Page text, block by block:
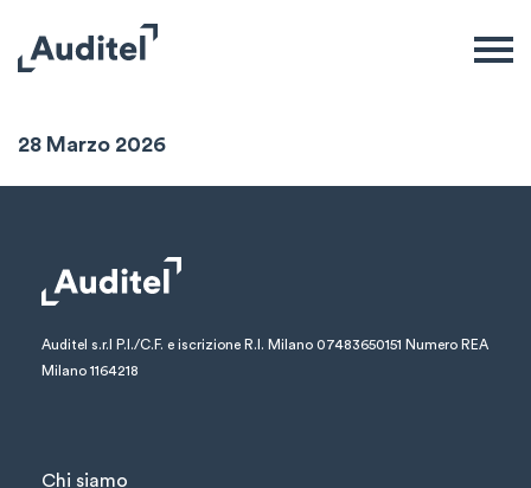
Sintesi Settimanale
28 Marzo 2026
Auditel s.r.l P.I./C.F. e iscrizione R.I. Milano 07483650151 Numero REA
Milano 1164218
Chi siamo